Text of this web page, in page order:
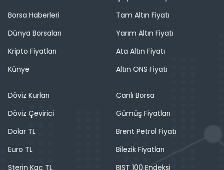
Borsa Haberleri
Dünya Borsaları
Kripto Fiyatları
Künye
Tam Altın Fiyatı
Yarım Altın Fiyatı
Ata Altın Fiyatı
Altın ONS Fiyatı
Döviz Kurları
Döviz Çevirici
Dolar TL
Euro TL
Sterin Kaç TL
Canlı Borsa
Gümüş Fiyatları
Brent Petrol Fiyatı
Bilezik Fiyatları
BIST 100 Endeksi